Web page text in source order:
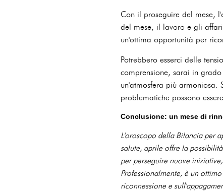
Con il proseguire del mese,
del mese, il lavoro e gli
un'ottima opportunità per
Potrebbero esserci delle
comprensione, sarai in
un'atmosfera più armoniosa.
problematiche possono
Conclusione: un mese di
L'oroscopo della Bilancia per
salute, aprile offre la
per perseguire nuove
Professionalmente, è un
riconnessione e